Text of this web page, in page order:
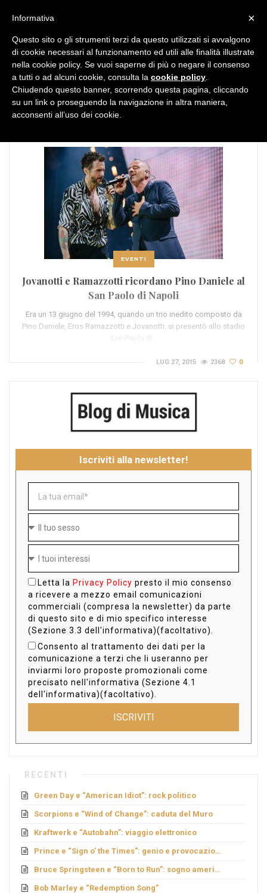
TAG: pino
EVENTI
Jovanotti e Ramazzotti ricordano Pino Daniele al
San Paolo di Napoli
Era un 13 giugno del 1994, quando un trio inedito composto da
Pino Daniele, Eros Ramazzotti e Jovanotti, si presentò allo stadio
San Paolo di…
LUG 27, 2015 2368 0
Iscriviti alla newsletter!
Letta la Privacy Policy presto il mio consenso
a ricevere a mezzo email comunicazioni
commerciali (compresa la newsletter) da parte
di questo sito e di mio specifico interesse
(Sezione 3.3 dell'informativa)(facoltativo).
Consento al trattamento dei dati per la
comunicazione a terzi che li useranno per
inviarmi loro proposte promozionali come
precisato nell'informativa (Sezione 4.1
dell'informativa)(facoltativo).
ISCRIVITI
RECENTI
Green Day e “American Idiot”: rock politico
Scorpions e “Wind of Change”: caduta del Muro
Kraftwerk e “Autobahn”: viaggio elettronico
Prince e “Sign o’ the Times”: genio e provocazione
Bruce Springsteen e “Born to Run”: sogno americano
Bob Marley e “Redemption Song”
×
Informativa
Questo sito o gli strumenti terzi da questo utilizzati si avvalgono
di cookie necessari al funzionamento ed utili alle finalità illustrate
nella cookie policy. Se vuoi saperne di più o negare il consenso
a tutti o ad alcuni cookie, consulta la cookie policy
Chiudendo questo banner, scorrendo questa pagina, cliccando
su un link o proseguendo la navigazione in altra maniera,
acconsenti all’uso dei cookie.